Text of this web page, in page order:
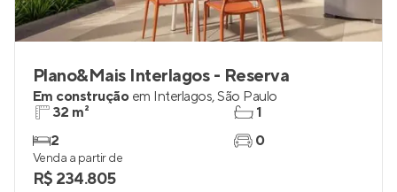
Plano&Mais Interlagos - Reserva
Em construção em Interlagos,São Paulo
32 m²
2
1
0
Venda a partir de
R$ 234.805